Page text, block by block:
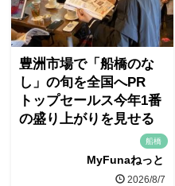
豊洲市場で「船橋のな
し」の旬を全国へPR
トップセールス今年1番
の盛り上がりを見せる
船橋
MyFunaねっと
2026/8/7